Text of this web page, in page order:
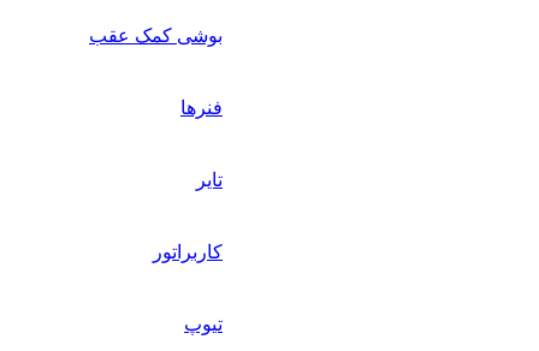
بوشی کمک عقب
فنرها
تایر
کاربراتور
تیوپ